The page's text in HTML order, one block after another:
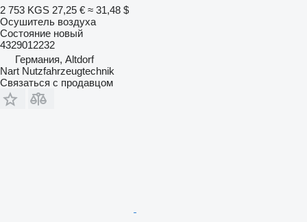
2 753 KGS 27,25 € ≈ 31,48 $
Осушитель воздуха
Состояние новый
4329012232
Германия, Altdorf
Nart Nutzfahrzeugtechnik
Связаться с продавцом